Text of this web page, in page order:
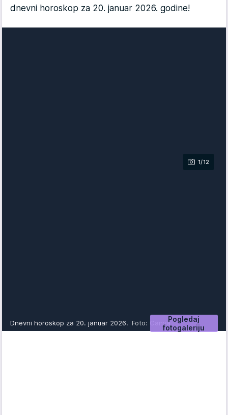
dnevni horoskop za 20. januar 2026. godine!
1/12
Pogledaj
fotogaleriju
Dnevni horoskop za 20. januar 2026. Foto: Canva